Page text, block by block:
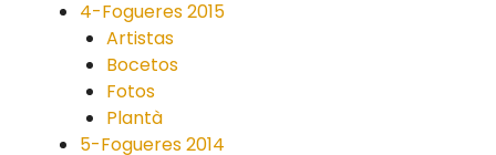
4-Fogueres 2015
Artistas
Bocetos
Fotos
Plantà
5-Fogueres 2014